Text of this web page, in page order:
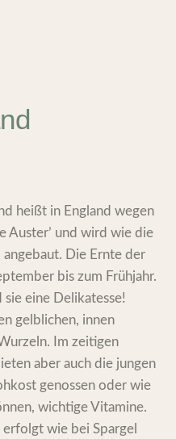
heißt in England wegen
Auster’ und wird wie die
Die Ernte der
bis zum Frühjahr.
eine Delikatesse!
gelblichen, innen
Im zeitigen
aber auch die jungen
genossen oder wie
wichtige Vitamine.
wie bei Spargel